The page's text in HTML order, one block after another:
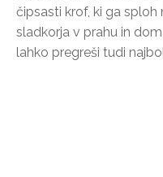
čipsasti krof, ki ga sploh
sladkorja v prahu in
lahko pregreši tudi